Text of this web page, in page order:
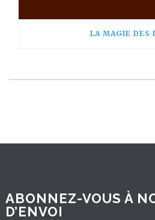
LA MAGIE DES
ABONNEZ-VOUS À
D’ENVOI